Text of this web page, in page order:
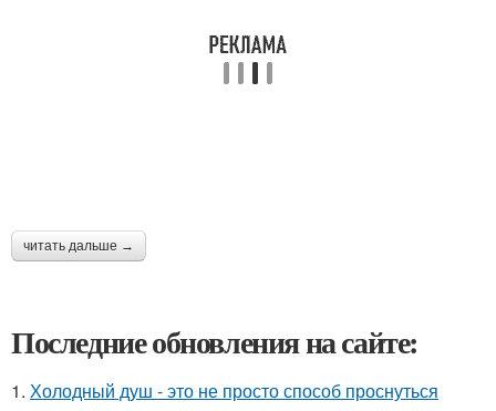
читать дальше →
Последние обновления на сайте:
1. Холодный душ - это не просто способ проснуться